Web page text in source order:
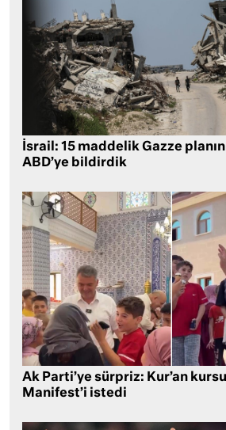
İsrail: 15 maddelik Gazze
ABD’ye bildirdik
Ak Parti’ye sürpriz: Kur’an
Manifest’i istedi